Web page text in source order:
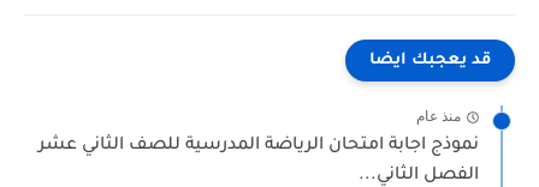
قد يعجبك ايضا
منذ عام
نموذج اجابة امتحان الرياضة المدرسية للصف الثاني عشر
الفصل الثاني...